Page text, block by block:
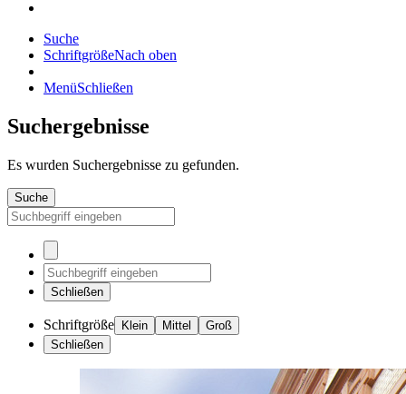
Suche
SchriftgrößeNach oben
MenüSchließen
Suchergebnisse
Es wurden Suchergebnisse zu gefunden.
Suche
Schließen
Schriftgröße Klein Mittel
Groß
Schließen